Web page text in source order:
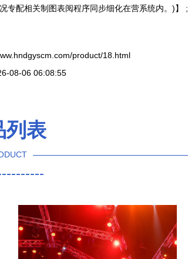
专配相关制图表阅程序同步细化在营系统内。)】 ;
product/18.html
08-06 06:08:55
列表